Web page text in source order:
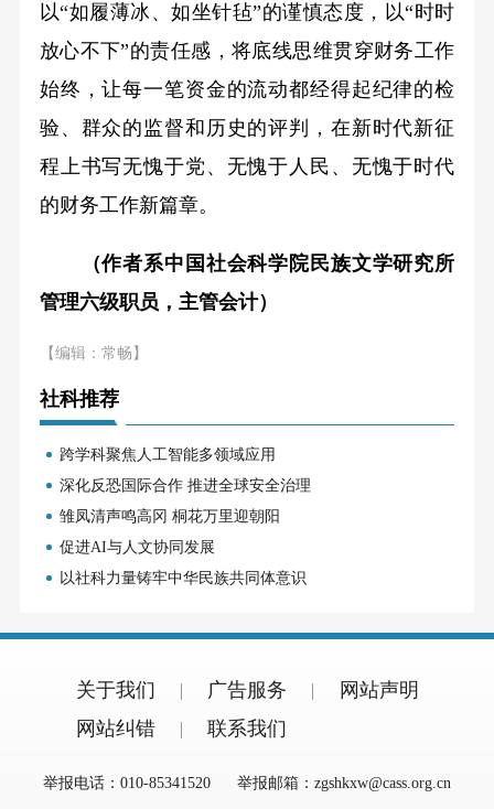
以“如履薄冰、如坐针毡”的谨慎态度，以“时时
放心不下”的责任感，将底线思维贯穿财务工作
始终，让每一笔资金的流动都经得起纪律的检
验、群众的监督和历史的评判，在新时代新征
程上书写无愧于党、无愧于人民、无愧于时代
的财务工作新篇章。
（作者系中国社会科学院民族文学研究所
管理六级职员，主管会计）
【编辑：常畅】
社科推荐
跨学科聚焦人工智能多领域应用
深化反恐国际合作 推进全球安全治理
雏凤清声鸣高冈 桐花万里迎朝阳
促进AI与人文协同发展
以社科力量铸牢中华民族共同体意识
关于我们 广告服务
网站声明
网站纠错
联系我们
举报电话：010-85341520 举报邮箱：zgshkxw@cass.org.cn